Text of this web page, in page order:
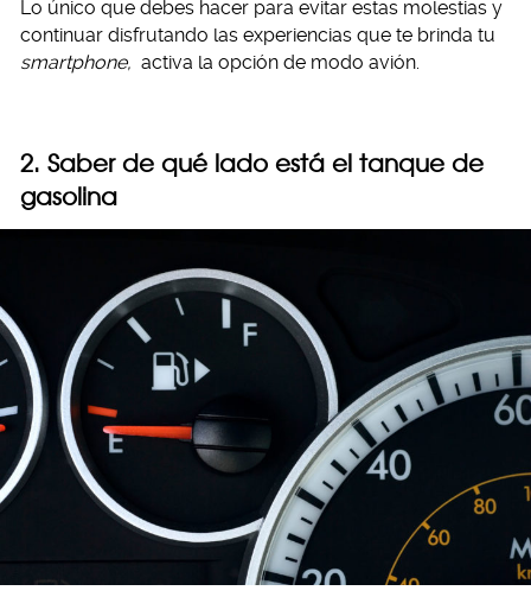
Lo único que debes hacer para evitar estas molestias y
continuar disfrutando las experiencias que te brinda tu
smartphone, activa la opción de modo avión.
2. Saber de qué lado está el tanque de
gasolina